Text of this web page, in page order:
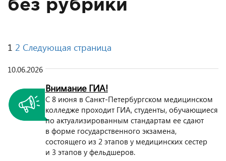
без рубрики
Пагинация
записей
1 2 Следующая страница
10.06.2026
Внимание ГИА!
С 8 июня в Санкт-Петербургском медицинском
колледже проходит ГИА, студенты, обучающиеся
по актуализированным стандартам ее сдают
в форме государственного экзамена,
состоящего из 2 этапов у медицинских сестер
и 3 этапов у фельдшеров.